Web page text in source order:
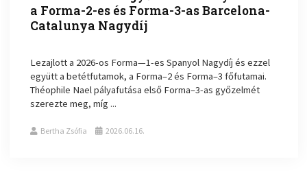
a Forma-2-es és Forma-3-as Barcelona-
Catalunya Nagydíj
Lezajlott a 2026-os Forma—1-es Spanyol Nagydíj és ezzel
együtt a betétfutamok, a Forma–2 és Forma–3 főfutamai.
Théophile Nael pályafutása első Forma–3-as győzelmét
szerezte meg, míg ...
Bertha Zsófia 2026.06.16.